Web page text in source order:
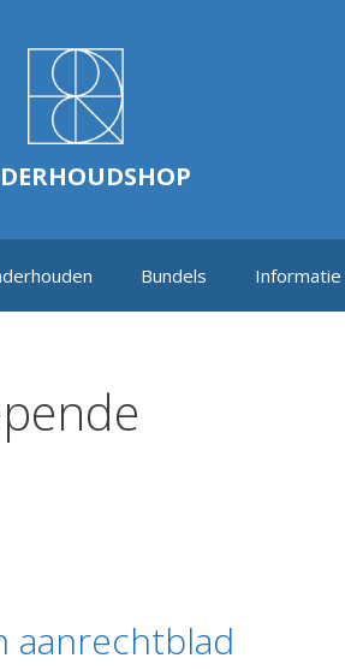
Bundels Informatie
aanrechtblad